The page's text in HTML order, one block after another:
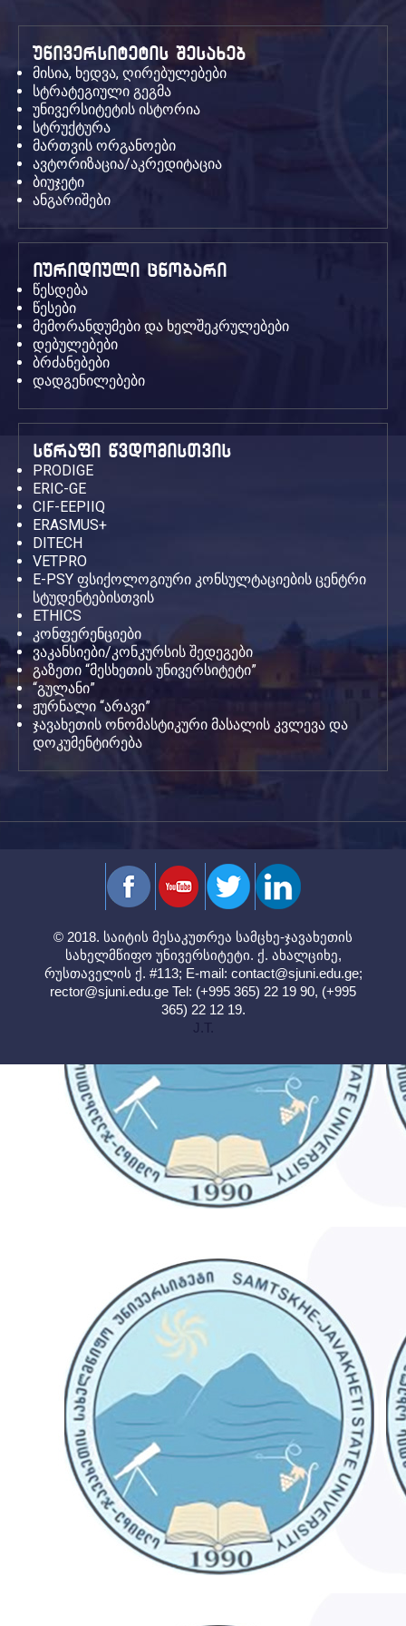
უნივერსიტეტის შესახებ
მისია, ხედვა, ღირებულებები
სტრატეგიული გეგმა
უნივერსიტეტის ისტორია
სტრუქტურა
მართვის ორგანოები
ავტორიზაცია/აკრედიტაცია
ბიუჯეტი
ანგარიშები
იურიდიული ცნობარი
წესდება
წესები
მემორანდუმები და ხელშეკრულებები
დებულებები
ბრძანებები
დადგენილებები
სწრაფი წვდომისთვის
PRODIGE
ERIC-GE
CIF-EEPIIQ
ERASMUS+
DITECH
VETPRO
E-PSY ფსიქოლოგიური კონსულტაციების ცენტრი
სტუდენტებისთვის
ETHICS
კონფერენციები
ვაკანსიები/კონკურსის შედეგები
გაზეთი “მესხეთის უნივერსიტეტი”
“გულანი”
ჟურნალი “არავი”
ჯავახეთის ონომასტიკური მასალის კვლევა და
დოკუმენტირება
© 2018. საიტის მესაკუთრეა სამცხე-ჯავახეთის
სახელმწიფო უნივერსიტეტი. ქ. ახალციხე,
რუსთაველის ქ. #113; E-mail: contact@sjuni.edu.ge;
rector@sjuni.edu.ge Tel: (+995 365) 22 19 90, (+995
365) 22 12 19.
J.T.